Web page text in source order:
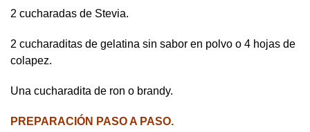
2 cucharadas de Stevia.
2 cucharaditas de gelatina sin sabor en polvo o 4 hojas de
colapez.
Una cucharadita de ron o brandy.
PREPARACIÓN PASO A PASO.